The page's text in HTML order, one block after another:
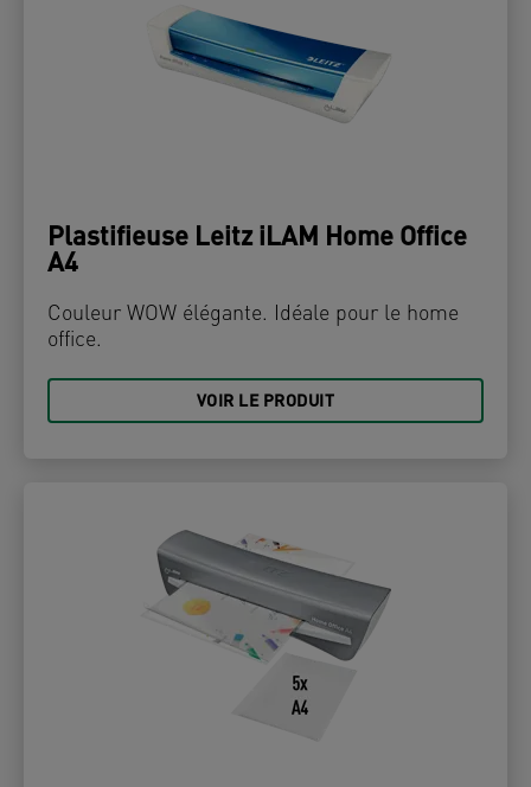
Plastifieuse Leitz iLAM Home Office
A4
Couleur WOW élégante. Idéale pour le home
office.
VOIR LE PRODUIT